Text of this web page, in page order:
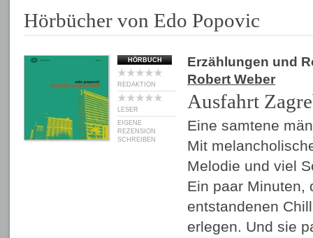
Hörbücher von Edo Popovic
HÖRBUCH
REDAKTION
LESER
EIGENE
REZENSION
SCHREIBEN
Erzählungen und
Robert Weber
Ausfahrt
Eine samtene
Mit
Melodie und viel
Ein paar Minuten,
entstandenen
erlegen. Und sie